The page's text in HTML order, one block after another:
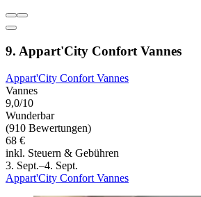
9. Appart'City Confort Vannes
Appart'City Confort Vannes
Vannes
9,0/10
Wunderbar
(910 Bewertungen)
68 €
inkl. Steuern & Gebühren
3. Sept.–4. Sept.
Appart'City Confort Vannes